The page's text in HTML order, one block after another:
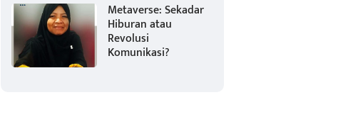
Metaverse: Sekadar
Hiburan atau
Revolusi
Komunikasi?